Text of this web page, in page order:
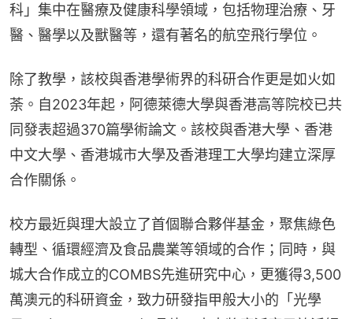
科」集中在醫療及健康科學領域，包括物理治療、牙
醫、醫學以及獸醫等，還有著名的航空飛行學位。
除了教學，該校與香港學術界的科研合作更是如火如
荼。自2023年起，阿德萊德大學與香港高等院校已共
同發表超過370篇學術論文。該校與香港大學、香港
中文大學、香港城市大學及香港理工大學均建立深厚
合作關係。
校方最近與理大設立了首個聯合夥伴基金，聚焦綠色
轉型、循環經濟及食品農業等領域的合作；同時，與
城大合作成立的COMBS先進研究中心，更獲得3,500
萬澳元的科研資金，致力研發指甲般大小的「光學